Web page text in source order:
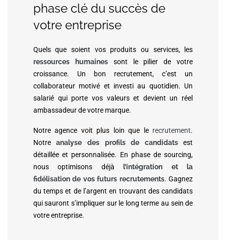
phase clé du succès de
votre entreprise
Quels que soient vos produits ou services, les
ressources humainessont le pilier de votre
croissance. Un bon recrutement, c’est un
collaborateur motivé et investi au quotidien. Un
salarié qui porte vos valeurs et devient un réel
ambassadeur de votre marque.
Notre agence voit plus loin que le recrutement.
Notreanalyse des profils de candidatsest
détaillée et personnalisée. En phase de sourcing,
nous optimisons déjàl’intégration et la
fidélisation de vos futurs recrutements. Gagnez
du temps et de l’argent en trouvant des candidats
qui sauront s’impliquer sur le long terme au sein de
votre entreprise.